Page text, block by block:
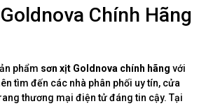
Chính Hãng
phẩm sơn xịt Goldnova chính hãng với
tìm đến các nhà phân phối uy tín, cửa
thương mại điện tử đáng tin cậy. Tại